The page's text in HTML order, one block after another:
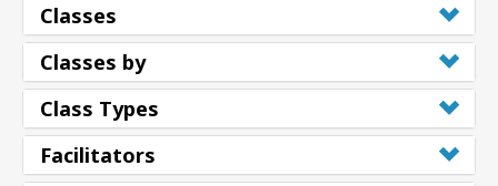
Classes
Classes by
Class Types
Facilitators